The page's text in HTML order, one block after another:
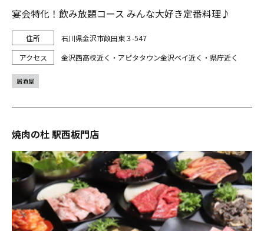
宴会特化！飲み放題コース みんな大好き定番料理♪
石川県金沢市畝田東３-547
金沢西高校近く・アピタタウン金沢ベイ近く・県庁近く
居酒屋
焼肉の杜 駅西板門店